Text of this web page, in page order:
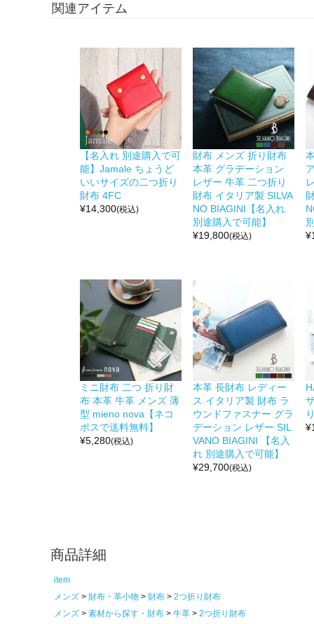
関連アイテム
【名入れ 別途購入で可
能】Jamale ちょうど
いいサイズの二つ折り
財布 4FC
¥14,300(税込)
財布 メンズ 折り財布
本革 グラデーション
レザー 牛革 二つ折り
財布 イタリア製 SILVA
NO BIAGINI【名入れ
別途購入で可能】
¥19,800(税込)
¥
ミニ財布 二つ 折り財
布 本革 牛革 メンズ 薄
型 mieno nova【ネコ
ポスで送料無料】
¥5,280(税込)
本革 長財布 レディー
ス イタリア製 財布 ラ
ウンドファスナー グラ
デーション レザー SIL
VANO BIAGINI 【名入
れ 別途購入で可能】
¥29,700(税込)
¥
商品詳細
item
メンズ
財布・革小物 財布
2つ折り財布
メンズ
素材から探す・財布 牛革
2つ折り財布